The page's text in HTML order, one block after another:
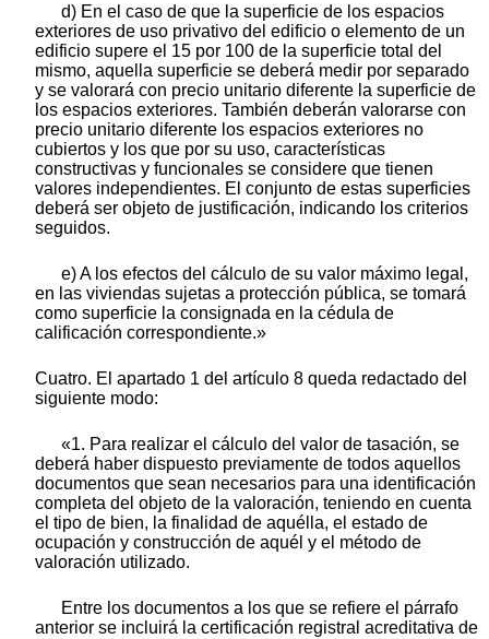
d) En el caso de que la superficie de los espacios
exteriores de uso privativo del edificio o elemento de un
edificio supere el 15 por 100 de la superficie total del
mismo, aquella superficie se deberá medir por separado
y se valorará con precio unitario diferente la superficie de
los espacios exteriores. También deberán valorarse con
precio unitario diferente los espacios exteriores no
cubiertos y los que por su uso, características
constructivas y funcionales se considere que tienen
valores independientes. El conjunto de estas superficies
deberá ser objeto de justificación, indicando los criterios
seguidos.
e) A los efectos del cálculo de su valor máximo legal,
en las viviendas sujetas a protección pública, se tomará
como superficie la consignada en la cédula de
calificación correspondiente.»
Cuatro. El apartado 1 del artículo 8 queda redactado del
siguiente modo:
«1. Para realizar el cálculo del valor de tasación, se
deberá haber dispuesto previamente de todos aquellos
documentos que sean necesarios para una identificación
completa del objeto de la valoración, teniendo en cuenta
el tipo de bien, la finalidad de aquélla, el estado de
ocupación y construcción de aquél y el método de
valoración utilizado.
Entre los documentos a los que se refiere el párrafo
anterior se incluirá la certificación registral acreditativa de